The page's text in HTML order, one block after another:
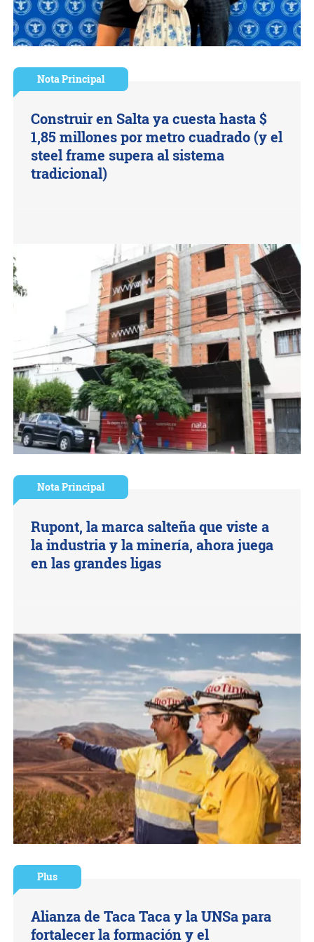
Nota Principal
Construir en Salta ya cuesta hasta $
1,85 millones por metro cuadrado (y el
steel frame supera al sistema
tradicional)
Nota Principal
Rupont, la marca salteña que viste a
la industria y la minería, ahora juega
en las grandes ligas
Plus
Alianza de Taca Taca y la UNSa para
fortalecer la formación y el